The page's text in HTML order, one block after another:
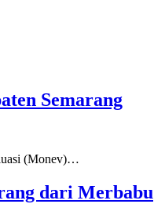
Semarang
(Monev)…
dari Merbabu